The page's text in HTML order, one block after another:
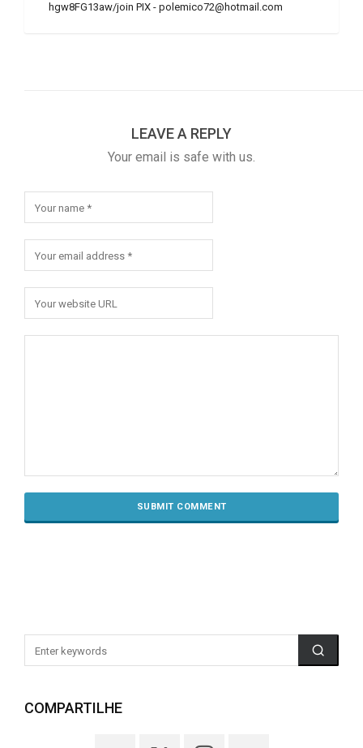
hgw8FG13aw/join PIX - polemico72@hotmail.com
LEAVE A REPLY
Your email is safe with us.
COMPARTILHE